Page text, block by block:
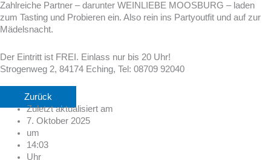
Zahlreiche Partner – darunter WEINLIEBE MOOSBURG – laden
zum Tasting und Probieren ein. Also rein ins Partyoutfit und auf zur
Mädelsnacht.
Der Eintritt ist FREI. Einlass nur bis 20 Uhr!
Strogenweg 2, 84174 Eching, Tel: 08709 92040
Zurück
Zuletzt aktualisiert am
7. Oktober 2025
um
14:03
Uhr